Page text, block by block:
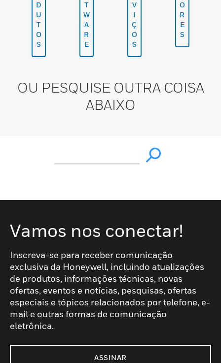
D
U
T
O
S
T
W
A
R
E
V
I
Ç
O
S
O
R
E
S
OU PESQUISE OUTRA COISA
ABAIXO
Vamos nos conectar!
Inscreva-se para receber comunicação
exclusiva da Honeywell, incluindo atualizações
de produtos, informações técnicas, novas
ofertas, eventos e notícias, pesquisas, ofertas
especiais e tópicos relacionados por telefone, e-
mail e outras formas de comunicação
eletrônica.
ASSINAR